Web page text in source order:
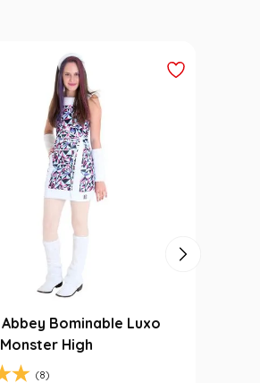
Bominable Luxo
High
(8)